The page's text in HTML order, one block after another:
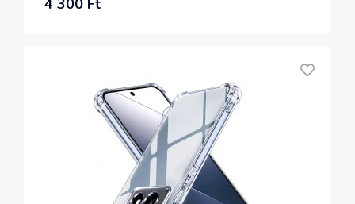
4 300 Ft